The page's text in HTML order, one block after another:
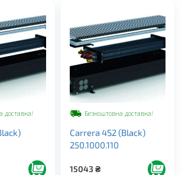
доставка! Безкоштовна доставка!
Carrera 4S2 (Black)
250.1000.110
15043 ₴